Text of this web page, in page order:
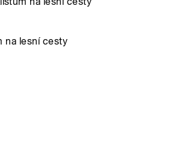
na lesní cesty